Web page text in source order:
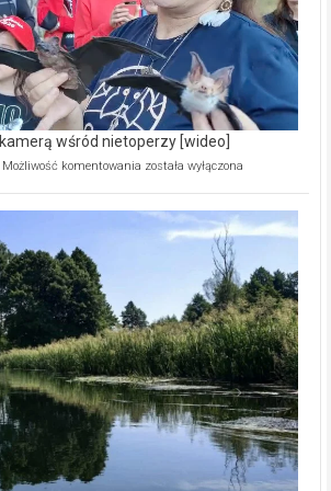
wśród nietoperzy [wideo]
Możliwość komentowania Ekologiczne
kamerą
wśród
została wyłączona